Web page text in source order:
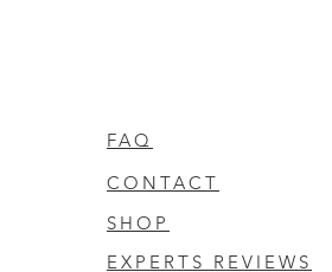
FAQ
CONTACT
SHOP
EXPERTS REVIEWS